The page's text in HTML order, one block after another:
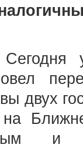
двух
на
и